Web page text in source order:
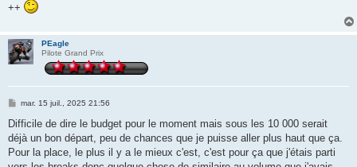
++
PEagle
Pilote Grand Prix
M
s
a
g
mar. 15 juil., 2025 21:56
Difficile de dire le budget pour le moment mais sous les 10 000 serait
déjà un bon départ, peu de chances que je puisse aller plus haut que ça.
Pour la place, le plus il y a le mieux c'est, c'est pour ça que j'étais parti